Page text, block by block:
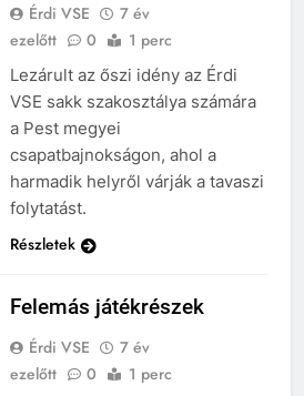
Érdi VSE
7 év
ezelőtt
0 1 perc
Lezárult az őszi idény az Érdi
VSE sakk szakosztálya számára
a Pest megyei
csapatbajnokságon, ahol a
harmadik helyről várják a tavaszi
folytatást.
Részletek
Felemás játékrészek
Érdi VSE
7 év
ezelőtt
0 1 perc